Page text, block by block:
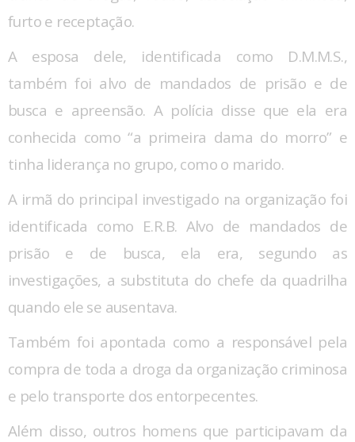
furto e receptação.
A esposa dele, identificada como D.M.M.S.,
também foi alvo de mandados de prisão e de
busca e apreensão. A polícia disse que ela era
conhecida como “a primeira dama do morro” e
tinha liderança no grupo, como o marido.
A irmã do principal investigado na organização foi
identificada como E.R.B. Alvo de mandados de
prisão e de busca, ela era, segundo as
investigações, a substituta do chefe da quadrilha
quando ele se ausentava.
Também foi apontada como a responsável pela
compra de toda a droga da organização criminosa
e pelo transporte dos entorpecentes.
Além disso, outros homens que participavam da